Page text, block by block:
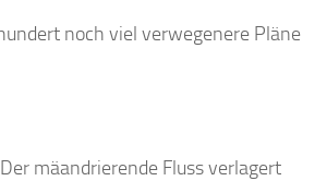
noch viel verwegenere Pläne
mäandrierende Fluss verlagert